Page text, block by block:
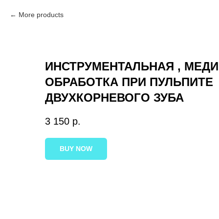
More products
ИНСТРУМЕНТАЛЬНАЯ ,
ОБРАБОТКА ПРИ ПУЛЬПИТЕ
ДВУХКОРНЕВОГО ЗУБА
3 150 р.
BUY NOW